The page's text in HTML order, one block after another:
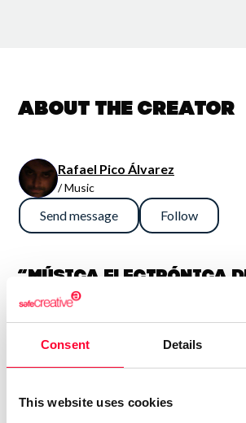
Consent Details
This website uses cookies
About the creator
Rafael Pico Álvarez
/ Music
Send message Follow
“Música electrónica
sinfónica y potente.
son así, aunque
gusta la guitarra
que algún tema es